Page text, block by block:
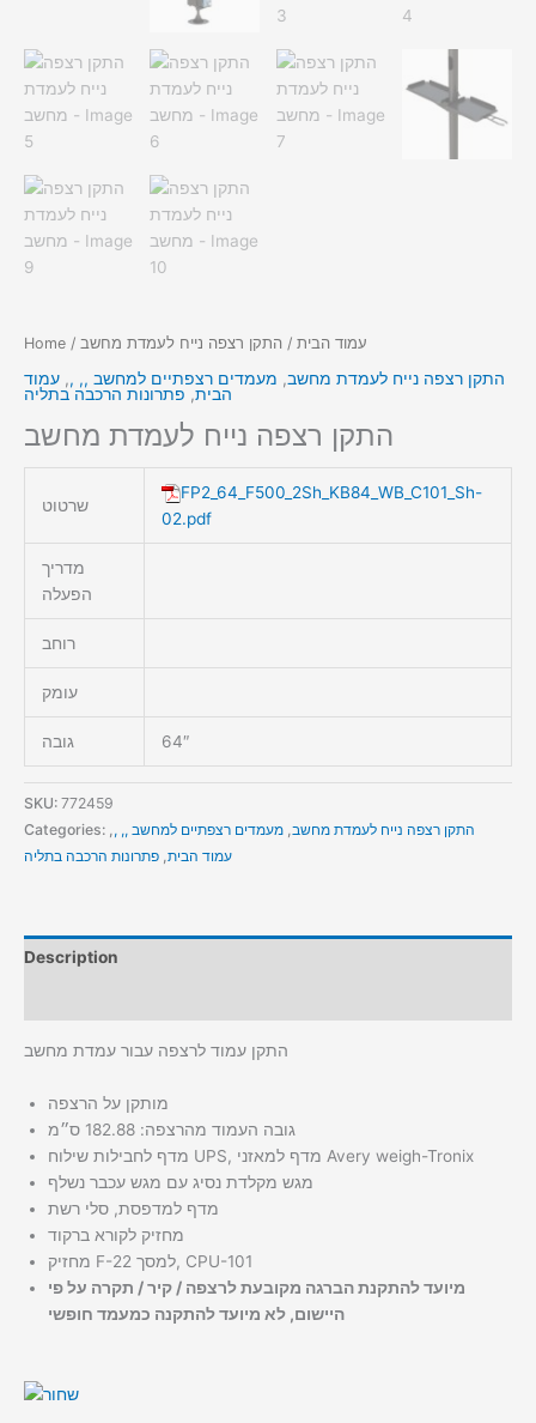
Home / עמוד הבית / התקן רצפה נייח לעמדת מחשב
התקן רצפה נייח לעמדת מחשב, מעמדים רצפתיים למחשב ,, ,, עמוד
הבית, פתרונות הרכבה בתליה
התקן רצפה נייח לעמדת מחשב
שרטוט
FP2_64_F500_2Sh_KB84_WB_C101_Sh-
02.pdf
מדריך
הפעלה
רוחב
עומק
גובה 64″
SKU: 772459
Categories:
התקן רצפה נייח לעמדת מחשב, מעמדים רצפתיים למחשב ,, ,,
עמוד הבית, פתרונות הרכבה בתליה
Description
התקן עמוד לרצפה עבור עמדת מחשב
מותקן על הרצפה
גובה העמוד מהרצפה: 182.88 ס״מ
מדף לחבילות שילוח UPS, מדף למאזני Avery weigh-Tronix
מגש מקלדת נסיג עם מגש עכבר נשלף
מדף למדפסת, סלי רשת
מחזיק לקורא ברקוד
מחזיק F-22 למסך, CPU-101
מיועד להתקנת הברגה מקובעת לרצפה / קיר / תקרה על פי
היישום, לא מיועד להתקנה כמעמד חופשי